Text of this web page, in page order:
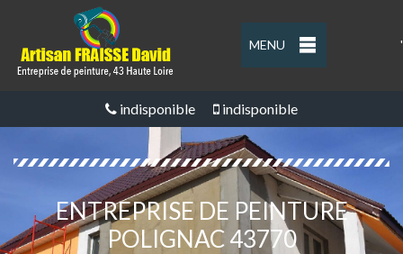
MENU '
indisponible indisponible
ENTREPRISE DE PEINTURE
POLIGNAC 43770